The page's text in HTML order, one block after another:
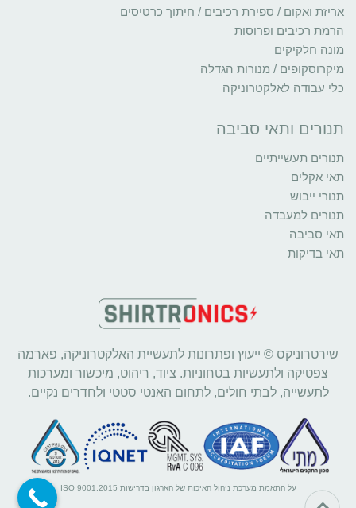
אריזת ואקום / ספירת רכיבים / חיתוך כרטיסים
הרמת רכיבים ופרוסות
מונה חלקיקים
מיקרוסקופים / מנורות הגדלה
כלי עבודה לאלקטרוניקה
תנורים ותאי סביבה
תנורים תעשייתיים
תאי אקלים
תנורי ייבוש
תנורים למעבדה
תאי סביבה
תאי בדיקות
שירטרוניקס © ייעוץ ופתרונות לתעשיית האלקטרוניקה, פארמה
צפטיקה ולתעשיות בטחוניות. ציוד, ריהוט, מיכשור ומערכות
לתעשייה, לבתי חולים, לתחום האנטי סטטי ולחדרים נקיים.
על התאמת מערכת ניהול האיכות של הארגון בדרישות ISO 9001:2015